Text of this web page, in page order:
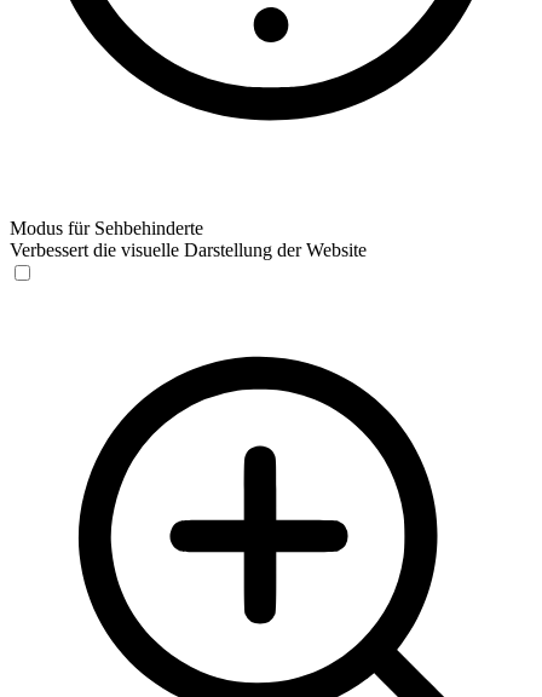
Modus für Sehbehinderte
Verbessert die visuelle Darstellung der Website